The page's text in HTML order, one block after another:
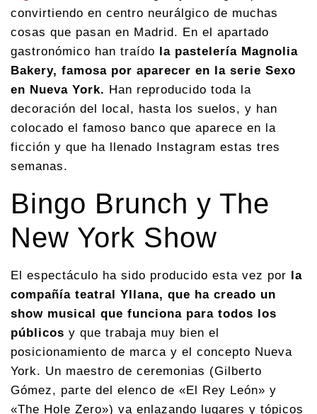
convirtiendo en centro neurálgico de muchas
cosas que pasan en Madrid. En el apartado
gastronómico han traído
la pastelería Magnolia
Bakery, famosa por aparecer en la serie Sexo
en Nueva York. Han reproducido toda la
decoración del local, hasta los suelos, y han
colocado el famoso banco que aparece en la
ficción y que ha llenado Instagram estas tres
semanas.
Bingo Brunch y The
New York Show
El espectáculo ha sido producido esta vez por la
compañía teatral Yllana, que ha creado un
show musical que funciona para todos los
públicos y que trabaja muy bien el
posicionamiento de marca y el concepto Nueva
York. Un maestro de ceremonias (Gilberto
Gómez, parte del elenco de «El Rey León» y
«The Hole Zero») va enlazando lugares y tópicos